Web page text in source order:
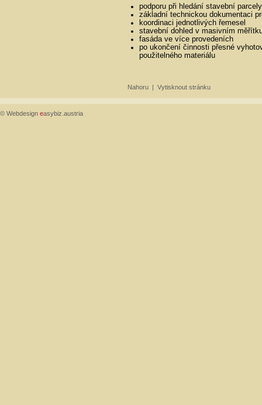
podporu při hledání stavební parcely
základní technickou dokumentaci
koordinaci jednotlivých řemesel
stavební dohled v masivním
fasáda ve více provedeních
po ukončení činnosti přesné
použitelného materiálu
Nahoru | Vytisknout stránku
© Webdesign easybiz.austria